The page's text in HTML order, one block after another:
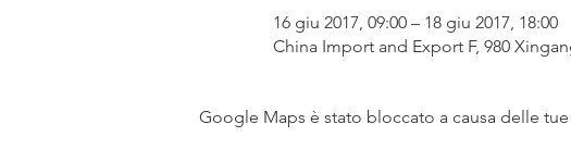
16 giu 2017, 09:00 – 18 giu 2017, 18:00
China Import and Export F, 980
Google Maps è stato bloccato a causa delle